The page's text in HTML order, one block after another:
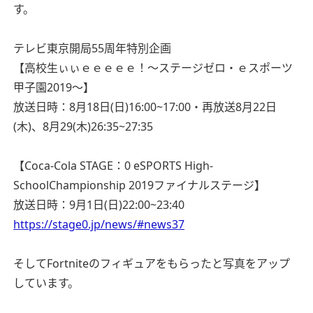
す。
テレビ東京開局55周年特別企画
【高校生ぃぃｅｅｅｅｅ！～ステージゼロ・ｅスポーツ
甲子園2019～】
放送日時：8月18日(日)16:00~17:00・再放送8月22日
(木)、8月29(木)26:35~27:35
【Coca-Cola STAGE：0 eSPORTS High-
SchoolChampionship 2019ファイナルステージ】
放送日時：9月1日(日)22:00~23:40
https://stage0.jp/news/#news37
そしてFortniteのフィギュアをもらったと写真をアップ
しています。